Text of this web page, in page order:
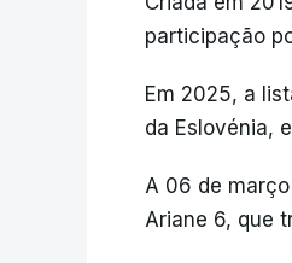
participação
Em 2025, a
da Eslovénia,
A 06 de
Ariane 6, que